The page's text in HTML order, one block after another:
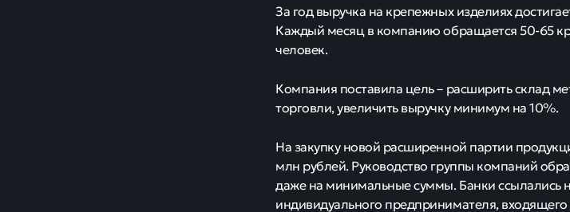
За год выручка на крепежных изделиях
Каждый месяц в компанию обращается 50-65
человек.
Компания поставила цель – расширить склад
торговли, увеличить выручку минимум на 10%.
На закупку новой расширенной партии
млн рублей. Руководство группы компаний
даже на минимальные суммы. Банки ссылались
индивидуального предпринимателя,